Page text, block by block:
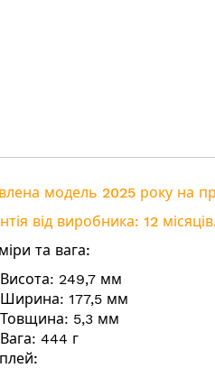
модель 2025 року на
від виробника: 12
та вага:
Висота: 249,7 мм
Ширина: 177,5 мм
Товщина: 5,3 мм
Вага: 444 г